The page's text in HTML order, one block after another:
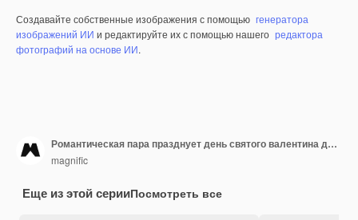
Создавайте собственные изображения с помощью генератора
изображений ИИ и редактируйте их с помощью нашего редактора
фотографий на основе ИИ.
Романтическая пара празднует день святого валентина дома с вином
magnific
Еще из этой серииПосмотреть все